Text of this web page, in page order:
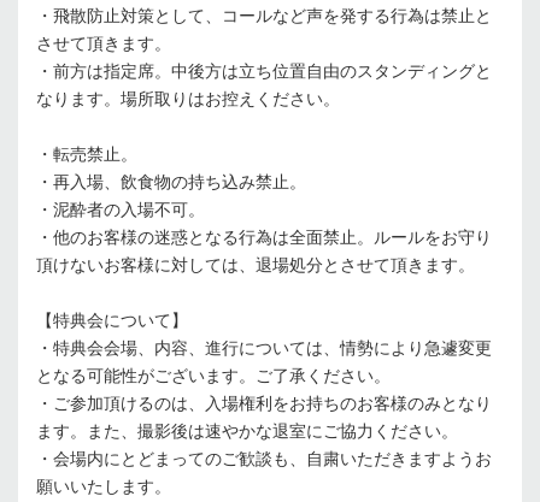
・飛散防止対策として、コールなど声を発する行為は禁止と
させて頂きます。
・前方は指定席。中後方は立ち位置自由のスタンディングと
なります。場所取りはお控えください。
・転売禁止。
・再入場、飲食物の持ち込み禁止。
・泥酔者の入場不可。
・他のお客様の迷惑となる行為は全面禁止。ルールをお守り
頂けないお客様に対しては、退場処分とさせて頂きます。
【特典会について】
・特典会会場、内容、進行については、情勢により急遽変更
となる可能性がございます。ご了承ください。
・ご参加頂けるのは、入場権利をお持ちのお客様のみとなり
ます。また、撮影後は速やかな退室にご協力ください。
・会場内にとどまってのご歓談も、自粛いただきますようお
願いいたします。